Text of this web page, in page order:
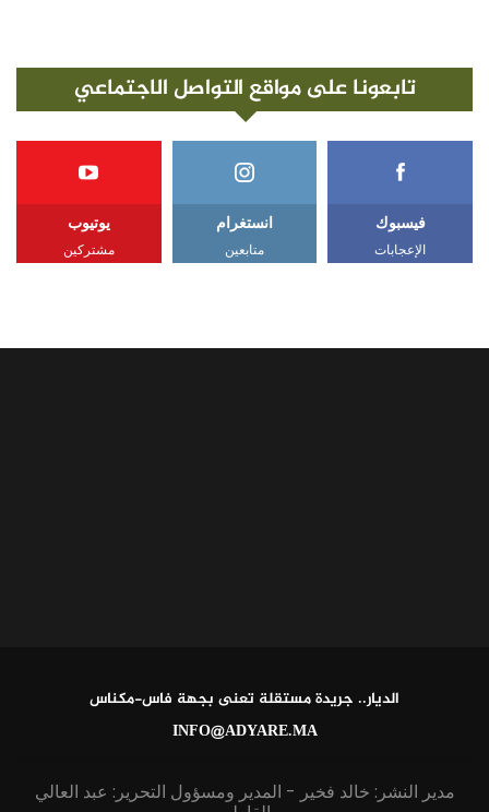
تابعونا على مواقع التواصل الاجتماعي
فيسبوك
الإعجابات
انستغرام
متابعين
يوتيوب
مشتركين
الديار.. جريدة مستقلة تعنى بجهة فاس-مكناس
INFO@ADYARE.MA
مدير النشر: خالد فخير - المدير ومسؤول التحرير: عبد العالي